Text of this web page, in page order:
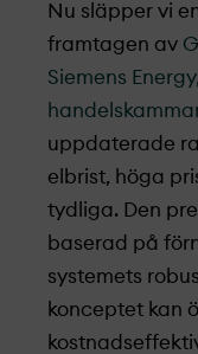
Nu släpper vi
framtagen av
Siemens Energy,
uppdaterade
elbrist, höga
tydliga. Den
baserad på
systemets
konceptet kan